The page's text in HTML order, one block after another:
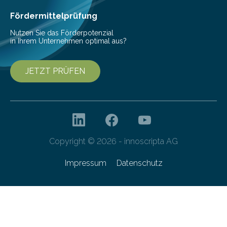
Fördermittelprüfung
Nutzen Sie das Förderpotenzial
in Ihrem Unternehmen optimal aus?
JETZT PRÜFEN
Copyright © 2026 - innoscripta AG
Impressum Datenschutz